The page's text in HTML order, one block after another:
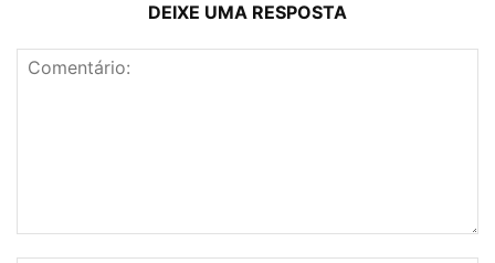
DEIXE UMA RESPOSTA